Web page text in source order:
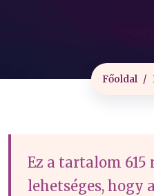
Főoldal
Ez a tartalom
lehetséges, hogy